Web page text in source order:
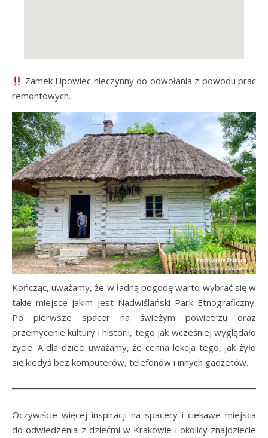
Zamek Lipowiec nieczynny do odwołania z powodu prac
remontowych.
Kończąc, uważamy, że w ładną pogodę warto wybrać się w
takie miejsce jakim jest Nadwiślański Park Etnograficzny.
Po pierwsze spacer na świeżym powietrzu oraz
przemycenie kultury i historii, tego jak wcześniej wyglądało
życie. A dla dzieci uważamy, że cenna lekcja tego, jak żyło
się kiedyś bez komputerów, telefonów i innych gadżetów.
Oczywiście więcej inspiracji na spacery i ciekawe miejsca
do odwiedzenia z dziećmi w Krakowie i okolicy znajdziecie